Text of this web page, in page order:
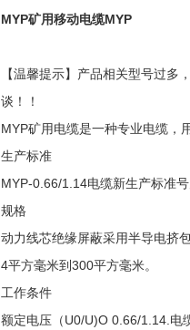
MYP矿用移动电缆MYP
【温馨提示】产品相关型号过
谈！！
MYP矿用电缆是一种专业电缆，
生产标准
MYP-0.66/1.14电缆新生产标准
规格
动力线芯绝缘屏蔽采用半导电挤
4平方毫米到300平方毫米。
工作条件
额定电压（U0/U)O 0.66/1.14.电